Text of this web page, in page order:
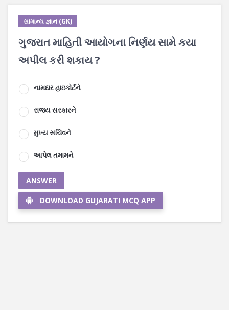
સામાન્ય જ્ઞાન (GK)
ગુજરાત માહિતી આયોગના નિર્ણય સામે કયા
અપીલ કરી શકાય ?
નામદાર હાઇકોર્ટને
રાજ્ય સરકારને
મુખ્ય સચિવને
આપેલ તમામને
ANSWER
DOWNLOAD GUJARATI MCQ APP